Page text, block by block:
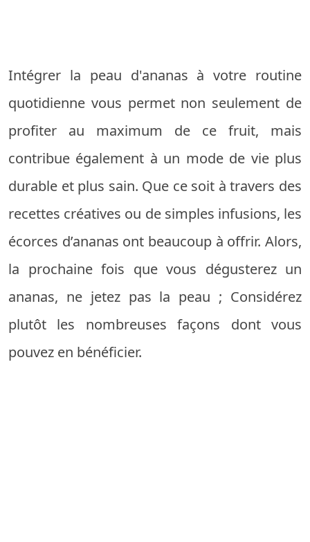
Intégrer la peau d'ananas à votre routine
quotidienne vous permet non seulement de
profiter au maximum de ce fruit, mais
contribue également à un mode de vie plus
durable et plus sain. Que ce soit à travers des
recettes créatives ou de simples infusions, les
écorces d’ananas ont beaucoup à offrir. Alors,
la prochaine fois que vous dégusterez un
ananas, ne jetez pas la peau ; Considérez
plutôt les nombreuses façons dont vous
pouvez en bénéficier.